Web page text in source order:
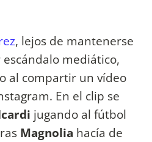
, lejos de mantenerse
mediático,
al compartir un vídeo
En el clip se
jugando al fútbol
Magnolia hacía de